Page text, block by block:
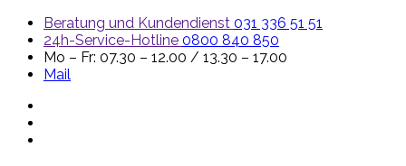
Beratung und Kundendienst 031 336 51 51
24h-Service-Hotline 0800 840 850
Mo – Fr: 07.30 – 12.00 / 13.30 – 17.00
Mail